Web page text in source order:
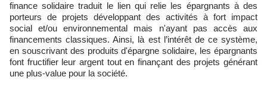
finance solidaire traduit le lien qui relie les épargnants à des
porteurs de projets développant des activités à fort impact
social et/ou environnemental mais n'ayant pas accès aux
financements classiques. Ainsi, là est l’intérêt de ce système,
en souscrivant des produits d'épargne solidaire, les épargnants
font fructifier leur argent tout en finançant des projets générant
une plus-value pour la société.